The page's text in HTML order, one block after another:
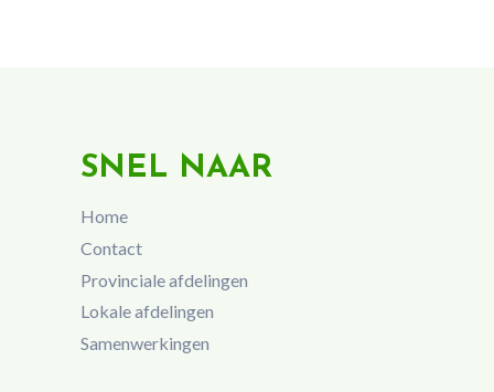
SNEL NAAR
Home
Contact
Provinciale afdelingen
Lokale afdelingen
Samenwerkingen